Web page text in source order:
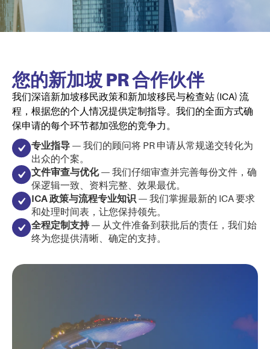
您的新加坡 PR 合作伙伴
我们深谙新加坡移民政策和新加坡移民与检查站 (ICA) 流
程，根据您的个人情况提供定制指导。我们的全面方式确
保申请的每个环节都加强您的竞争力。
专业指导 — 我们的顾问将 PR 申请从常规递交转化为
出众的个案。
文件审查与优化— 我们仔细审查并完善每份文件，确
保逻辑一致、资料完整、效果最优。
ICA 政策与流程专业知识 — 我们掌握最新的 ICA 要求
和处理时间表，让您保持领先。
全程定制支持— 从文件准备到获批后的责任，我们始
终为您提供清晰、确定的支持。